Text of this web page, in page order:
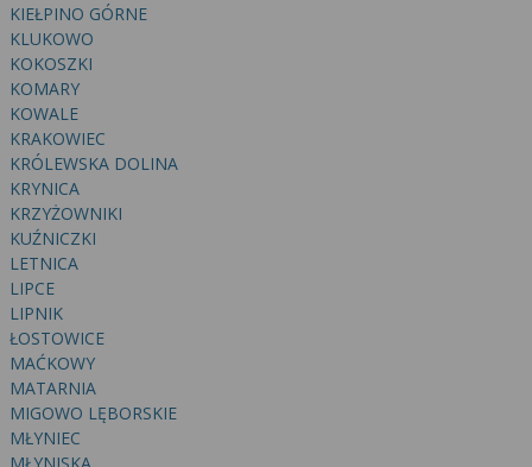
KIEŁPINO GÓRNE
KLUKOWO
KOKOSZKI
KOMARY
KOWALE
KRAKOWIEC
KRÓLEWSKA DOLINA
KRYNICA
KRZYŻOWNIKI
KUŹNICZKI
LETNICA
LIPCE
LIPNIK
ŁOSTOWICE
MAĆKOWY
MATARNIA
MIGOWO LĘBORSKIE
MŁYNIEC
możesz też wycofać zgodę na przetwarzanie Twoich
danych tylko w niektórych celach. Jeżeli chcesz
dowiedzieć się więcej lub chcesz przeprowadzić
konfigurację szczegółową, to możesz tego dokonać
za pomocą „Ustawień zaawansowanych”.
Więcej informacji na temat wykorzystywania
narzędzi zewnętrznych w naszym serwisie
znajdziesz w Regulaminie Serwisu.